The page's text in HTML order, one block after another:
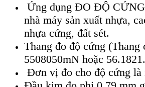
Ứng dụng ĐO ĐỘ
nhà máy sản xuất nhựa,
nhựa cứng, đất sét.
Thang đo độ cứng (Thang
5508050mN hoặc
Đơn vị đo cho độ cứng là